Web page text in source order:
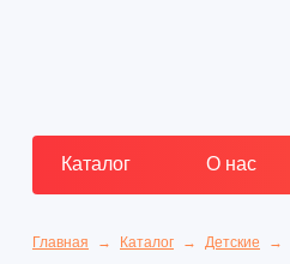
Каталог О нас
Главная Каталог Детские